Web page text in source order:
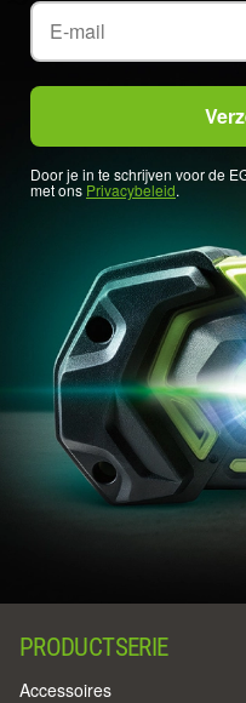
Door je in te schrijven voor de
met ons Privacybeleid.
PRODUCTSERIE
Accessoires